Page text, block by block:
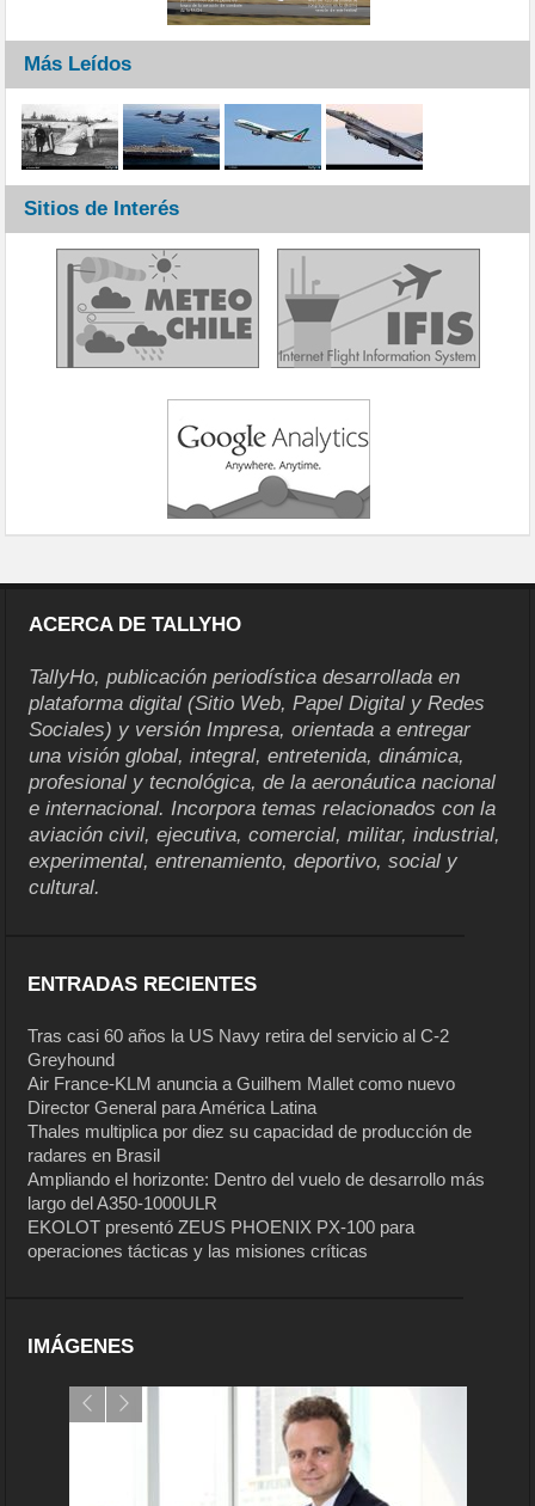
Más Leídos
Sitios de Interés
ACERCA DE TALLYHO
TallyHo, publicación periodística desarrollada en
plataforma digital (Sitio Web, Papel Digital y Redes
Sociales) y versión Impresa, orientada a entregar
una visión global, integral, entretenida, dinámica,
profesional y tecnológica, de la aeronáutica nacional
e internacional. Incorpora temas relacionados con la
aviación civil, ejecutiva, comercial, militar, industrial,
experimental, entrenamiento, deportivo, social y
cultural.
ENTRADAS RECIENTES
Tras casi 60 años la US Navy retira del servicio al C-2
Greyhound
Air France-KLM anuncia a Guilhem Mallet como nuevo
Director General para América Latina
Thales multiplica por diez su capacidad de producción de
radares en Brasil
Ampliando el horizonte: Dentro del vuelo de desarrollo más
largo del A350-1000ULR
EKOLOT presentó ZEUS PHOENIX PX-100 para
operaciones tácticas y las misiones críticas
IMÁGENES